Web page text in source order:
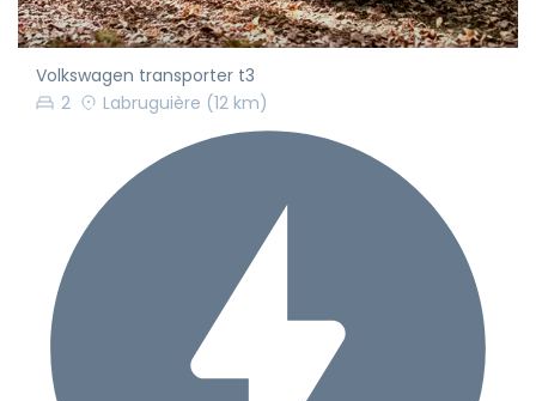
Volkswagen transporter t3
2
Labruguière (12 km)